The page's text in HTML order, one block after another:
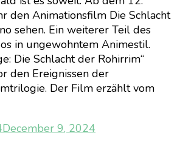
den Animationsfilm Die Schlacht
sehen. Ein weiterer Teil des
in ungewohntem Animestil.
Die Schlacht der Rohirrim“
den Ereignissen der
Der Film erzählt vom
December 9, 2024